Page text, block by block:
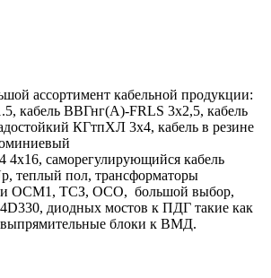
ассортимент кабельной продукции:
кабель ВВГнг(A)-FRLS 3х2,5, кабель
КГтпХЛ 3х4, кабель в резине
саморегулирующийся кабель
теплый пол, трансформаторы
ОСМ1, ТСЗ, ОСО, большой выбор,
диодных мостов к ПДГ такие как
блоки к ВМД.